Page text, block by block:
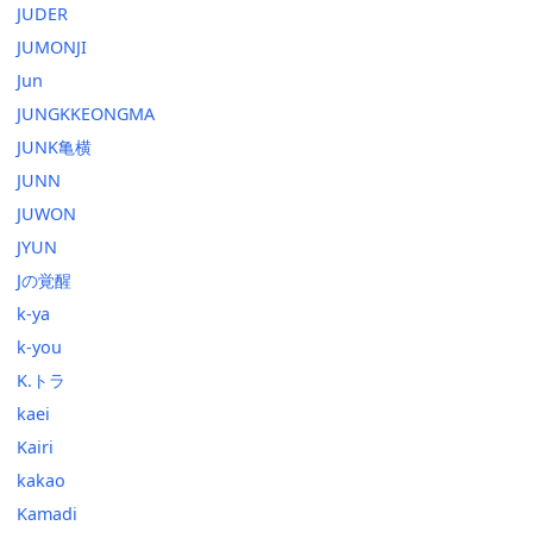
JUDER
JUMONJI
Jun
JUNGKKEONGMA
JUNK亀横
JUNN
JUWON
JYUN
Jの覚醒
k-ya
k-you
K.トラ
kaei
Kairi
kakao
Kamadi